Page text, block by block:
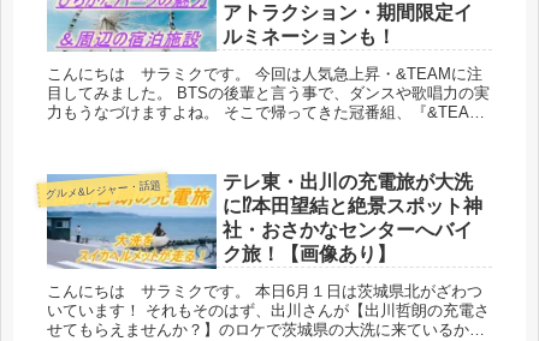
アトラクション・期間限定イ
ルミネーションも！
こんにちは サラミクです。 今回は人気急上昇・&TEAMに注
目してみました。 BTSの後輩と言う事で、ダンスや歌唱力の実
力もうなづけますよね。 そこで帰ってきた冠番組、『&TEAM
グルメ&レジャー・話題
テレ東・出川の充電旅が大洗
に⁉本田望結と絶景スポット神
社・おさかなセンターへバイ
ク旅！【画像あり】
こんにちは サラミクです。 本日6月１日は茨城県北がざわつ
いています！ それもそのはず、出川さんが【出川哲朗の充電さ
せてもらえませんか？】のロケで茨城県の大洗に来ているから